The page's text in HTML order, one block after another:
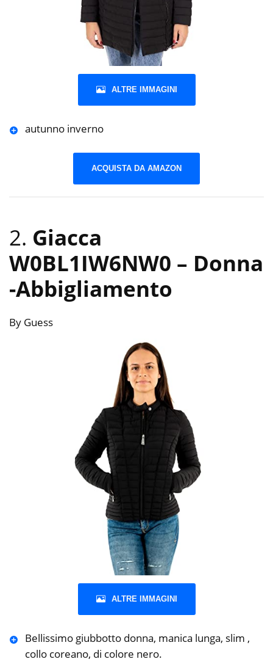
ALTRE IMMAGINI
autunno inverno
ACQUISTA DA AMAZON
2. Giacca
W0BL1IW6NW0 – Donna
-Abbigliamento
By Guess
ALTRE IMMAGINI
Bellissimo giubbotto donna, manica lunga, slim ,
collo coreano, di colore nero.